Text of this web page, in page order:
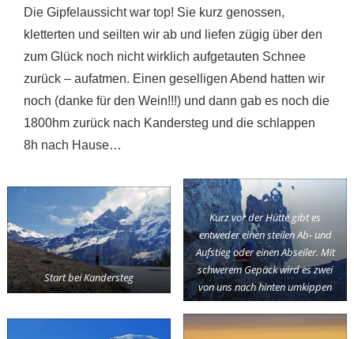
Die Gipfelaussicht war top! Sie kurz genossen,
kletterten und seilten wir ab und liefen zügig über den
zum Glück noch nicht wirklich aufgetauten Schnee
zurück – aufatmen. Einen geselligen Abend hatten wir
noch (danke für den Wein!!!) und dann gab es noch die
1800hm zurück nach Kandersteg und die schlappen
8h nach Hause…
Start bei Kandersteg
Kurz vor der Hütte gibt es
entweder einen steilen Ab- und
Aufstieg oder einen Abseiler. Mit
schwerem Gepäck wird es zwei
von uns nach hinten umkippen